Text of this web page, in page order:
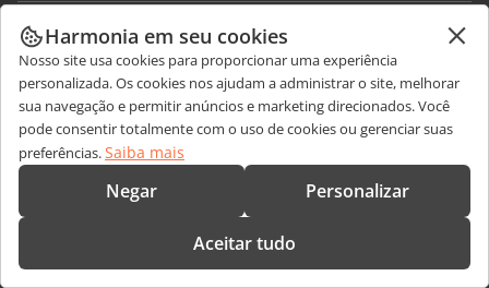
Docs
DocSpace
Workspace
Conectores
Aplicativos para desktop
Aplicativos móveis
COLABORAR
Para colaboradores
Para tradutores
Para influenciadores
Vagas
RECEBA NOTÍCIAS
Blog
OBTER AJUDA
Fórum
Cursos de treinamento
CONTATE-NOS
Perguntas sobre vendas
sales@onlyoffice.com
Harmonia em seu cookies
Nosso site usa cookies para proporcionar uma experiência
personalizada. Os cookies nos ajudam a administrar o site, melhorar
sua navegação e permitir anúncios e marketing direcionados. Você
pode consentir totalmente com o uso de cookies ou gerenciar suas
preferências.Saiba mais
Negar Personalizar
Aceitar tudo